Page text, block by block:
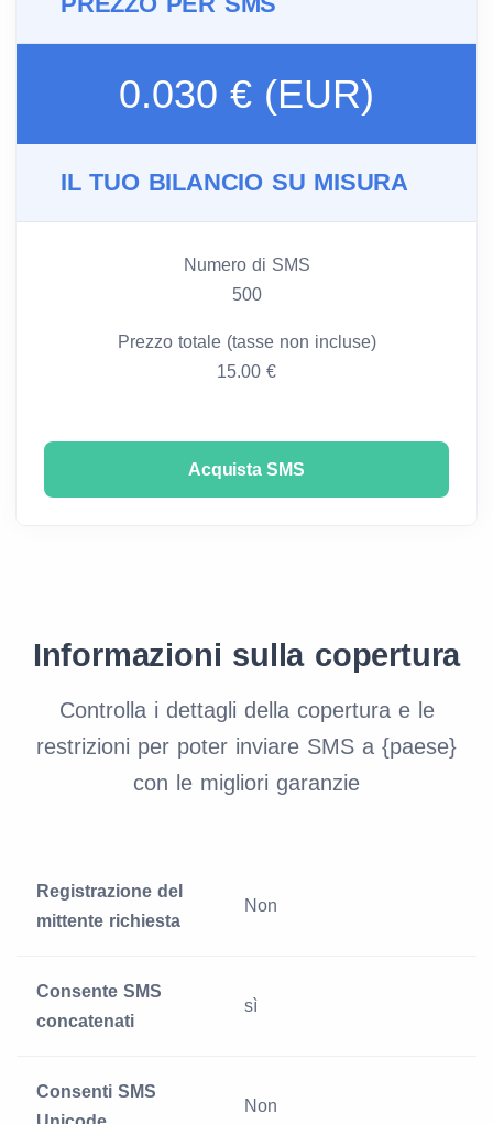
0.030 € (EUR)
IL TUO BILANCIO SU MISURA
Numero di SMS
500
Prezzo totale (tasse non incluse)
15.00 €
Acquista SMS
Informazioni sulla copertura
Controlla i dettagli della copertura e le
restrizioni per poter inviare SMS a {paese}
con le migliori garanzie
Registrazione del
mittente richiesta
Non
Consente SMS
concatenati
sì
Consenti SMS
Non